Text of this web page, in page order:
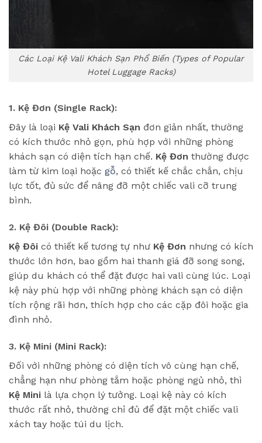
Các Loại Kệ Vali Khách Sạn Phổ Biến (Types of Popular
Hotel Luggage Racks)
1. Kệ Đơn (Single Rack):
Đây là loại Kệ Vali Khách Sạn đơn giản nhất, thường
có kích thước nhỏ gọn, phù hợp với những phòng
khách sạn có diện tích hạn chế. Kệ Đơn thường được
làm từ kim loại hoặc gỗ, có thiết kế chắc chắn, chịu
lực tốt, đủ sức để nâng đỡ một chiếc vali cỡ trung
bình.
2. Kệ Đôi (Double Rack):
Kệ Đôi có thiết kế tương tự như Kệ Đơn nhưng có kích
thước lớn hơn, bao gồm hai thanh giá đỡ song song,
giúp du khách có thể đặt được hai vali cùng lúc. Loại
kệ này phù hợp với những phòng khách sạn có diện
tích rộng rãi hơn, thích hợp cho các cặp đôi hoặc gia
đình nhỏ.
3. Kệ Mini (Mini Rack):
Đối với những phòng có diện tích vô cùng hạn chế,
chẳng hạn như phòng tắm hoặc phòng ngủ nhỏ, thì
Kệ Mini là lựa chọn lý tưởng. Loại kệ này có kích
thước rất nhỏ, thường chỉ đủ để đặt một chiếc vali
xách tay hoặc túi du lịch.